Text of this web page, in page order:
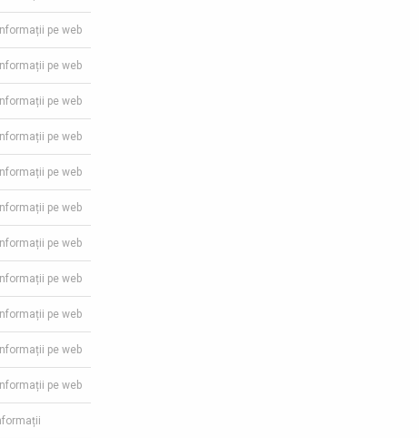
pe web
pe web
pe web
pe web
pe web
pe web
pe web
pe web
pe web
pe web
pe web